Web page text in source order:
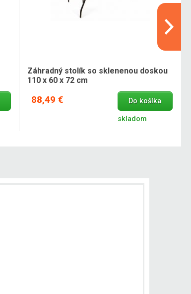
Záhradný stolík so sklenenou doskou
110 x 60 x 72 cm
88,49 € Do košíka
skladom